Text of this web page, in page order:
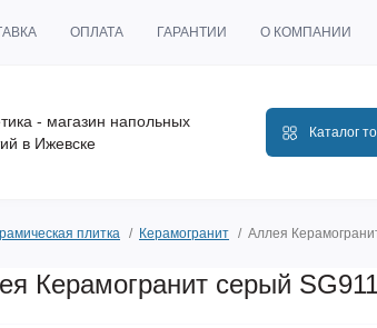
ОПЛАТА ГАРАНТИИ О КОМПАНИИ
Каталог
плитка Керамогранит Аллея
Керамогранит серый